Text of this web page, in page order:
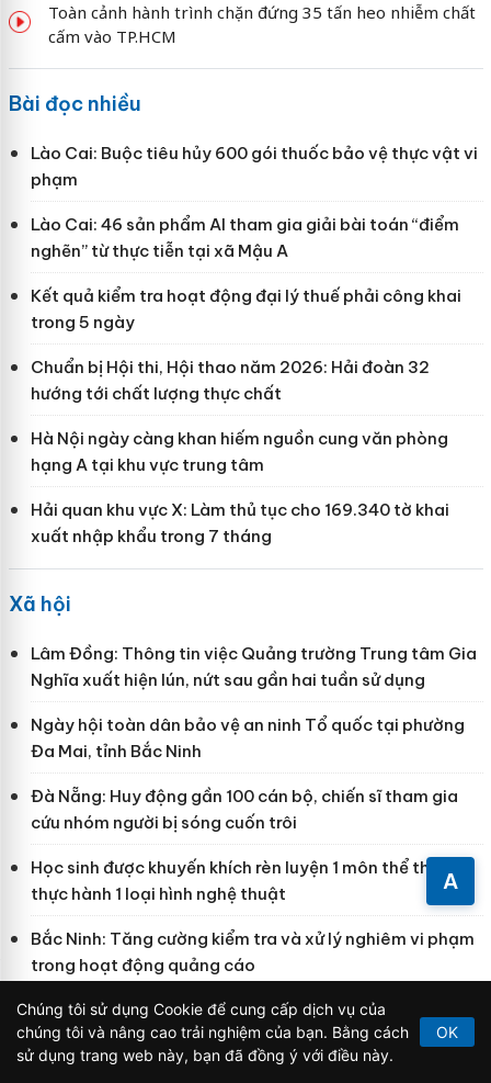
A
Toàn cảnh hành trình chặn đứng 35 tấn heo nhiễm chất
cấm vào TP.HCM
Bài đọc nhiều
Lào Cai: Buộc tiêu hủy 600 gói thuốc bảo vệ thực vật vi
phạm
Lào Cai: 46 sản phẩm AI tham gia giải bài toán “điểm
nghẽn” từ thực tiễn tại xã Mậu A
Kết quả kiểm tra hoạt động đại lý thuế phải công khai
trong 5 ngày
Chuẩn bị Hội thi, Hội thao năm 2026: Hải đoàn 32
hướng tới chất lượng thực chất
Hà Nội ngày càng khan hiếm nguồn cung văn phòng
hạng A tại khu vực trung tâm
Hải quan khu vực X: Làm thủ tục cho 169.340 tờ khai
xuất nhập khẩu trong 7 tháng
Xã hội
Lâm Đồng: Thông tin việc Quảng trường Trung tâm Gia
Nghĩa xuất hiện lún, nứt sau gần hai tuần sử dụng
Ngày hội toàn dân bảo vệ an ninh Tổ quốc tại phường
Đa Mai, tỉnh Bắc Ninh
Đà Nẵng: Huy động gần 100 cán bộ, chiến sĩ tham gia
cứu nhóm người bị sóng cuốn trôi
Học sinh được khuyến khích rèn luyện 1 môn thể thao,
thực hành 1 loại hình nghệ thuật
Bắc Ninh: Tăng cường kiểm tra và xử lý nghiêm vi phạm
trong hoạt động quảng cáo
Sơn La: Thu nhận thành công 1.664 mẫu sinh phẩm ADN
của thân nhân liệt sĩ
Chúng tôi sử dụng Cookie để cung cấp dịch vụ của
chúng tôi và nâng cao trải nghiệm của bạn. Bằng cách
sử dụng trang web này, bạn đã đồng ý với điều này.
OK